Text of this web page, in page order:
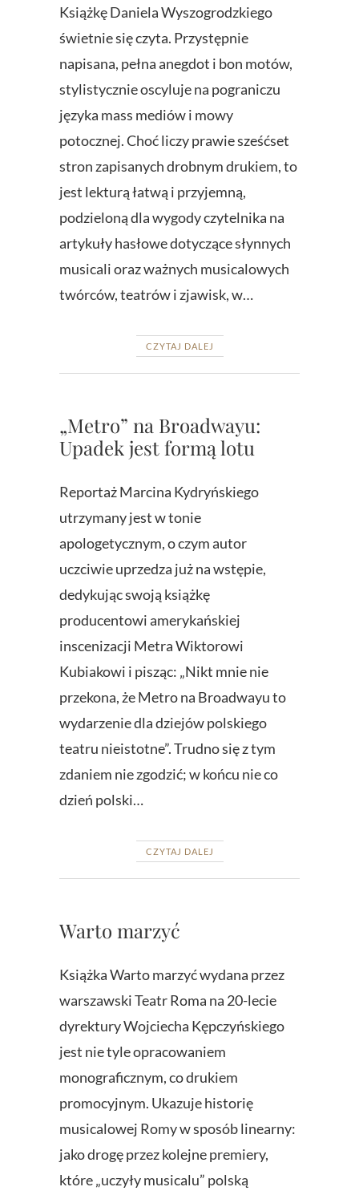
Książkę Daniela Wyszogrodzkiego
świetnie się czyta. Przystępnie
napisana, pełna anegdot i bon motów,
stylistycznie oscyluje na pograniczu
języka mass mediów i mowy
potocznej. Choć liczy prawie sześćset
stron zapisanych drobnym drukiem, to
jest lekturą łatwą i przyjemną,
podzieloną dla wygody czytelnika na
artykuły hasłowe dotyczące słynnych
musicali oraz ważnych musicalowych
twórców, teatrów i zjawisk, w…
CZYTAJ DALEJ
„Metro” na Broadwayu:
Upadek jest formą lotu
Reportaż Marcina Kydryńskiego
utrzymany jest w tonie
apologetycznym, o czym autor
uczciwie uprzedza już na wstępie,
dedykując swoją książkę
producentowi amerykańskiej
inscenizacji Metra Wiktorowi
Kubiakowi i pisząc: „Nikt mnie nie
przekona, że Metro na Broadwayu to
wydarzenie dla dziejów polskiego
teatru nieistotne”. Trudno się z tym
zdaniem nie zgodzić; w końcu nie co
dzień polski…
CZYTAJ DALEJ
Warto marzyć
Książka Warto marzyć wydana przez
warszawski Teatr Roma na 20-lecie
dyrektury Wojciecha Kępczyńskiego
jest nie tyle opracowaniem
monograficznym, co drukiem
promocyjnym. Ukazuje historię
musicalowej Romy w sposób linearny:
jako drogę przez kolejne premiery,
które „uczyły musicalu” polską